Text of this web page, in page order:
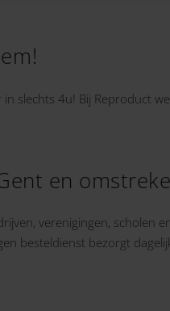
slechts 4u! Bij Reproduct
en
verenigingen, scholen
besteldienst bezorgt